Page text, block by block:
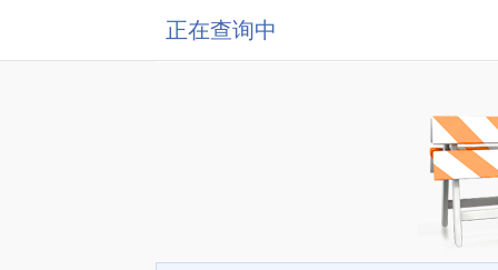
正在查询中